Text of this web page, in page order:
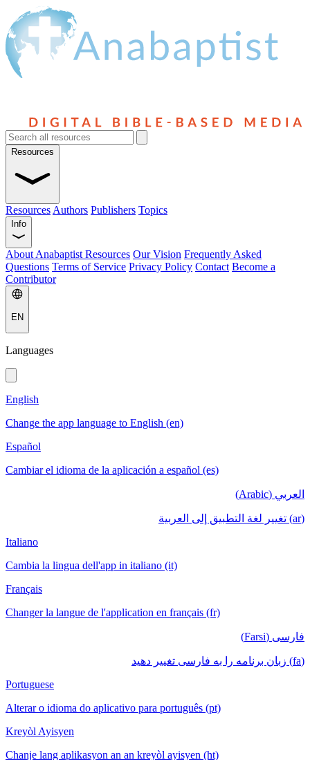
Resources
Resources Authors Publishers Topics
Info
About Anabaptist Resources Our Vision Frequently Asked
Questions Terms of Service Privacy Policy Contact Become a
Contributor
EN
Languages
English
Change the app language to English (en)
Español
Cambiar el idioma de la aplicación a español (es)
العربي (Arabic)
(ar) تغيير لغة التطبيق إلى العربية
Italiano
Cambia la lingua dell'app in italiano (it)
Français
Changer la langue de l'application en français (fr)
فارسی (Farsi)
(fa) زبان برنامه را به فارسی تغییر دهید
Portuguese
Alterar o idioma do aplicativo para português (pt)
Kreyòl Ayisyen
Chanje lang aplikasyon an an kreyòl ayisyen (ht)